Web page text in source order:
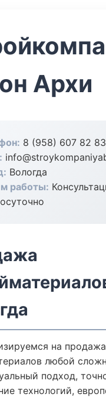
Архи
8 (958) 607 82 83
Вологда
работы:
на продажа
любой
подход,
технологий,